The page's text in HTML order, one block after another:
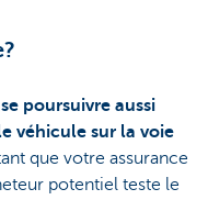
poursuivre aussi
véhicule sur la voie
que votre assurance
potentiel teste le